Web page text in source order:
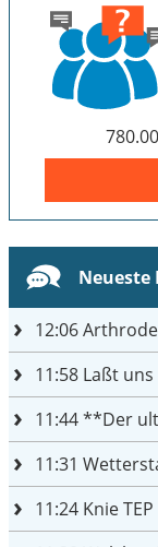
Neueste
12:06
11:58 Laßt uns
11:44**Der
11:31
11:24 Knie